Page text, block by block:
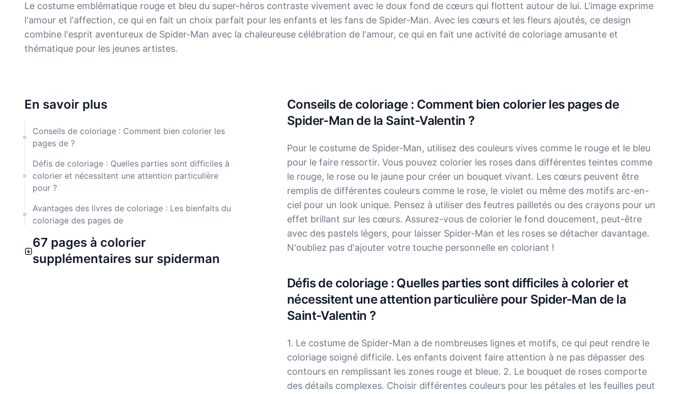
Le costume emblématique rouge et bleu du super-héros contraste vivement avec le doux fond de cœurs qui flottent autour de lui. L'image exprime
l'amour et l'affection, ce qui en fait un choix parfait pour les enfants et les fans de Spider-Man. Avec les cœurs et les fleurs ajoutés, ce design
combine l'esprit aventureux de Spider-Man avec la chaleureuse célébration de l'amour, ce qui en fait une activité de coloriage amusante et
thématique pour les jeunes artistes.
En savoir plus
Conseils de coloriage : Comment bien colorier les
pages de ?
Défis de coloriage : Quelles parties sont difficiles à
colorier et nécessitent une attention particulière
pour ?
Avantages des livres de coloriage : Les bienfaits du
coloriage des pages de
67 pages à colorier
supplémentaires sur spiderman
Conseils de coloriage : Comment bien colorier les pages de
Spider-Man de la Saint-Valentin ?
Pour le costume de Spider-Man, utilisez des couleurs vives comme le rouge et le bleu
pour le faire ressortir. Vous pouvez colorier les roses dans différentes teintes comme
le rouge, le rose ou le jaune pour créer un bouquet vivant. Les cœurs peuvent être
remplis de différentes couleurs comme le rose, le violet ou même des motifs arc-en-
ciel pour un look unique. Pensez à utiliser des feutres pailletés ou des crayons pour un
effet brillant sur les cœurs. Assurez-vous de colorier le fond doucement, peut-être
avec des pastels légers, pour laisser Spider-Man et les roses se détacher davantage.
N'oubliez pas d'ajouter votre touche personnelle en coloriant !
Défis de coloriage : Quelles parties sont difficiles à colorier et
nécessitent une attention particulière pour Spider-Man de la
Saint-Valentin ?
1. Le costume de Spider-Man a de nombreuses lignes et motifs, ce qui peut rendre le
coloriage soigné difficile. Les enfants doivent faire attention à ne pas dépasser des
contours en remplissant les zones rouge et bleue. 2. Le bouquet de roses comporte
des détails complexes. Choisir différentes couleurs pour les pétales et les feuilles peut